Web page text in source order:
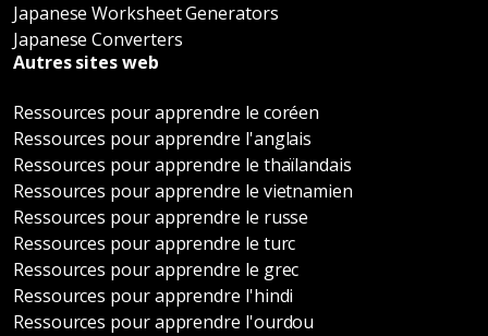
Japanese Worksheet Generators
Japanese Converters
Autres sites web
Ressources pour apprendre le coréen
Ressources pour apprendre l'anglais
Ressources pour apprendre le thaïlandais
Ressources pour apprendre le vietnamien
Ressources pour apprendre le russe
Ressources pour apprendre le turc
Ressources pour apprendre le grec
Ressources pour apprendre l'hindi
Ressources pour apprendre l'ourdou